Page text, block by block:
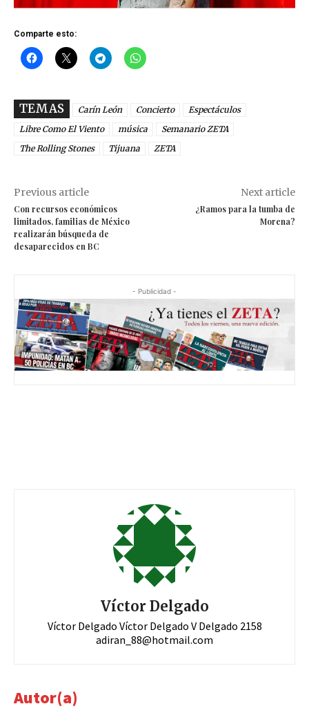
Comparte esto:
TEMAS Carín León Concierto
Espectáculos
Libre Como El Viento
música
Semanario ZETA
The Rolling Stones
Tijuana ZETA
Previous article
Con recursos económicos
limitados, familias de México
realizarán búsqueda de
desaparecidos en BC
Next article
¿Ramos para la tumba de
Morena?
- Publicidad -
Víctor Delgado
Víctor Delgado Víctor Delgado V Delgado 2158
adiran_88@hotmail.com
Autor(a)